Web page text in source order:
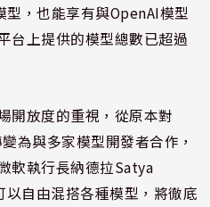
，也能享有與OpenAI模型
台上提供的模型總數已超過
開放度的重視，從原本對
為與多家模型開發者合作，
軟執行長納德拉Satya
自由混搭各種模型，將徹底